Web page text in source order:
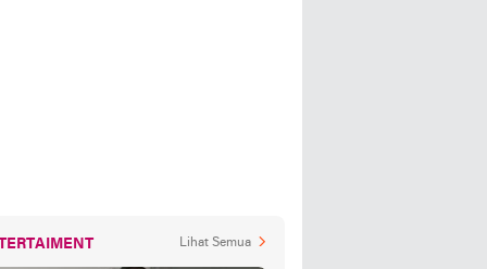
Lihat Semua